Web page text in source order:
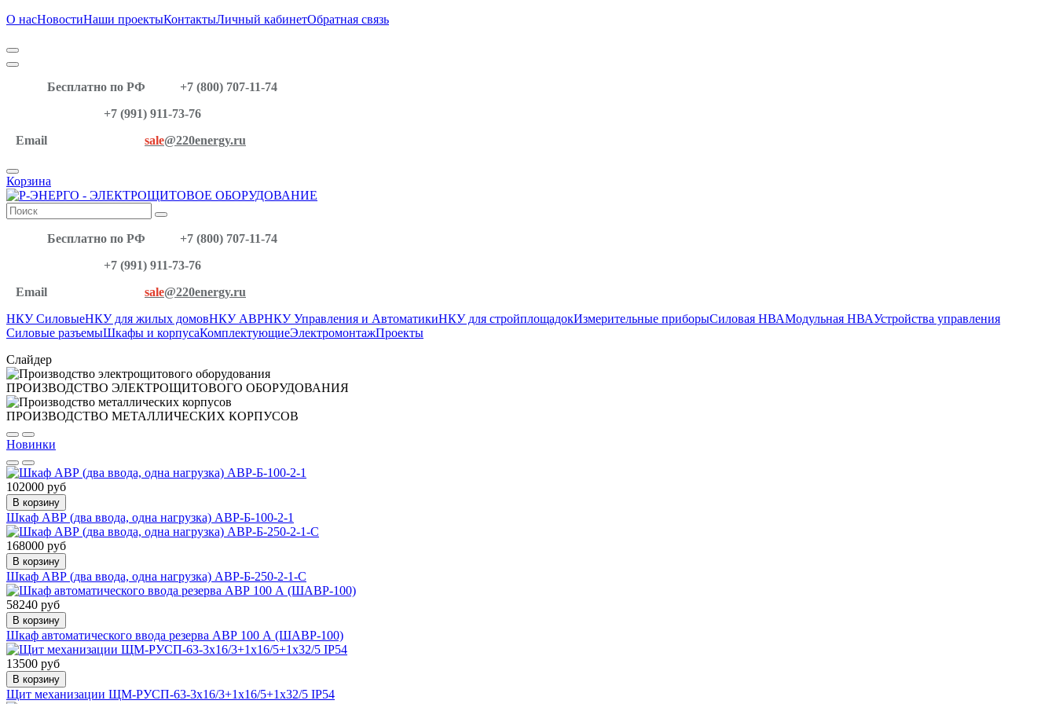
О насНовостиНаши проектыКонтактыЛичный кабинетОбратная связь
Бесплатно по РФ
+7 (800) 707-11-74
+7 (991) 911-73-76
Email
sale@220energy.ru
Корзина
Бесплатно по РФ
+7 (800) 707-11-74
+7 (991) 911-73-76
Email
sale@220energy.ru
НКУ СиловыеНКУ для жилых домовНКУ АВРНКУ Управления и АвтоматикиНКУ для стройплощадокИзмерительные приборыСиловая НВАМодульная НВАУстройства управления
Силовые разъемыШкафы и корпусаКомплектующиеЭлектромонтажПроекты
Слайдер
ПРОИЗВОДСТВО ЭЛЕКТРОЩИТОВОГО ОБОРУДОВАНИЯ
ПРОИЗВОДСТВО МЕТАЛЛИЧЕСКИХ КОРПУСОВ
Новинки
102000 руб
В корзину
Шкаф АВР (два ввода, одна нагрузка) АВР-Б-100-2-1
168000 руб
В корзину
Шкаф АВР (два ввода, одна нагрузка) АВР-Б-250-2-1-C
58240 руб
В корзину
Шкаф автоматического ввода резерва АВР 100 А (ШАВР-100)
13500 руб
В корзину
Щит механизации ЩМ-РУСП-63-3х16/3+1х16/5+1х32/5 IP54